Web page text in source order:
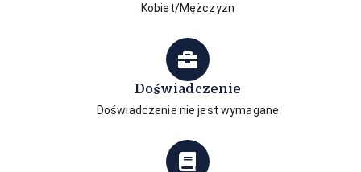
Kobiet/Mężczyzn
Doświadczenie
Doświadczenie nie jest wymagane